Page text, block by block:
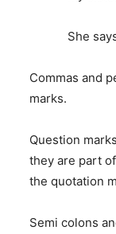
She
Commas and
marks.
Question
they are part
the quotation
Semi colons